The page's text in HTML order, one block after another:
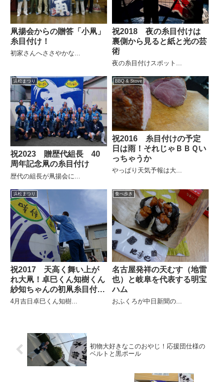
凧揚会からの贈答「小凧」
糸目付け！
初家さんへささやかな...
祝2018 夜の糸目付けは
裏側から見ると紙と光の芸
術
夜の糸目付けスポット...
浜松まつり
祝2023 贈歴代組長 40
周年記念凧の糸目付け
歴代の組長が凧揚会に...
BBQ & Stove
祝2016 糸目付けの予定
日は雨！それじゃＢＢＱい
っちゃうか
やっぱり天気予報は大...
浜松まつり
祝2017 天高く舞い上が
れ大凧！卓巳くん知樹くん
紗知ちゃんの初凧糸目付
け！
4月吉日卓巳くん知樹...
食べ歩き
名古屋発祥の天むす（地雷
也）と岐阜を代表する明宝
ハム
おふくろが中日新聞の...
初物大好きなこのおやじ！応援団仕様の
ベルトと黒ポール